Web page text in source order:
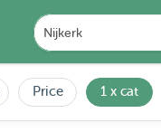
Price 1 x cat